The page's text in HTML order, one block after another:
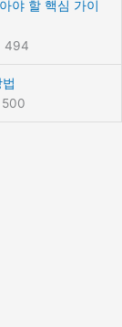
야 할 핵심 가이
494
500